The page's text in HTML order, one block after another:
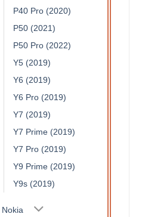
P40 Pro (2020)
P50 (2021)
P50 Pro (2022)
Y5 (2019)
Y6 (2019)
Y6 Pro (2019)
Y7 (2019)
Y7 Prime (2019)
Y7 Pro (2019)
Y9 Prime (2019)
Y9s (2019)
Nokia